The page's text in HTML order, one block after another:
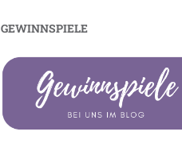
GEWINNSPIELE